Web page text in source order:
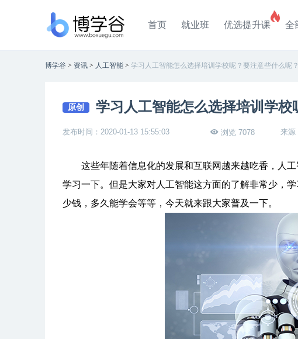
首页 就业班 优选提升课 全
博学谷 > 资讯 > 人工智能 > 学习人工智能怎么选择培训学校呢？要注意些什么呢？
原创 学习人工智能怎么选择培训学校
发布时间：2020-01-13 15:55:03 浏览 7078 来源
这些年随着信息化的发展和互联网越来越吃香，人工
学习一下。但是大家对人工智能这方面的了解非常少，
少钱，多久能学会等等，今天就来跟大家普及一下。